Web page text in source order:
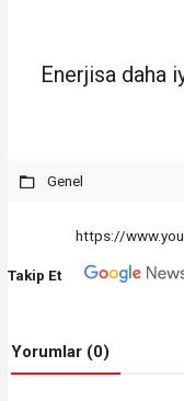
Enerjisa daha
Genel
https://
Takip Et
Yorumlar (0)